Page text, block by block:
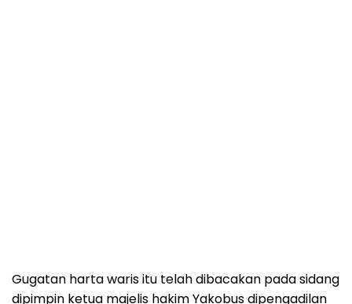
Gugatan harta waris itu telah dibacakan pada sidang
dipimpin ketua majelis hakim Yakobus dipengadilan